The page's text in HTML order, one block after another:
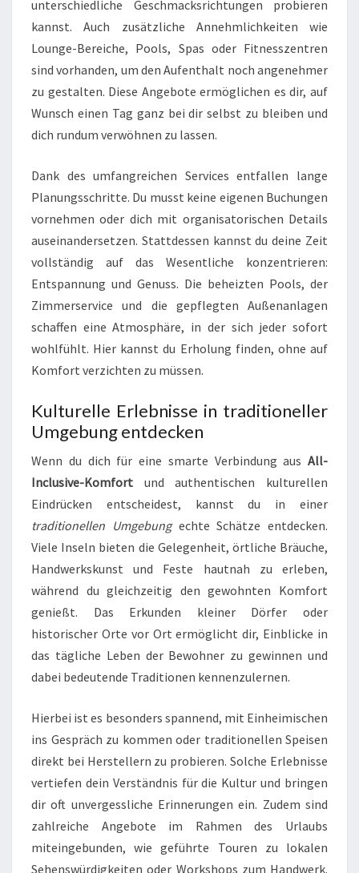
unterschiedliche Geschmacksrichtungen probieren
kannst. Auch zusätzliche Annehmlichkeiten wie
Lounge-Bereiche, Pools, Spas oder Fitnesszentren
sind vorhanden, um den Aufenthalt noch angenehmer
zu gestalten. Diese Angebote ermöglichen es dir, auf
Wunsch einen Tag ganz bei dir selbst zu bleiben und
dich rundum verwöhnen zu lassen.
Dank des umfangreichen Services entfallen lange
Planungsschritte. Du musst keine eigenen Buchungen
vornehmen oder dich mit organisatorischen Details
auseinandersetzen. Stattdessen kannst du deine Zeit
vollständig auf das Wesentliche konzentrieren:
Entspannung und Genuss. Die beheizten Pools, der
Zimmerservice und die gepflegten Außenanlagen
schaffen eine Atmosphäre, in der sich jeder sofort
wohlfühlt. Hier kannst du Erholung finden, ohne auf
Komfort verzichten zu müssen.
Kulturelle Erlebnisse in traditioneller
Umgebung entdecken
Wenn du dich für eine smarte Verbindung aus All-
Inclusive-Komfort und authentischen kulturellen
Eindrücken entscheidest, kannst du in einer
traditionellen Umgebungechte Schätze entdecken.
Viele Inseln bieten die Gelegenheit, örtliche Bräuche,
Handwerkskunst und Feste hautnah zu erleben,
während du gleichzeitig den gewohnten Komfort
genießt. Das Erkunden kleiner Dörfer oder
historischer Orte vor Ort ermöglicht dir, Einblicke in
das tägliche Leben der Bewohner zu gewinnen und
dabei bedeutende Traditionen kennenzulernen.
Hierbei ist es besonders spannend, mit Einheimischen
ins Gespräch zu kommen oder traditionellen Speisen
direkt bei Herstellern zu probieren. Solche Erlebnisse
vertiefen dein Verständnis für die Kultur und bringen
dir oft unvergessliche Erinnerungen ein. Zudem sind
zahlreiche Angebote im Rahmen des Urlaubs
miteingebunden, wie geführte Touren zu lokalen
Sehenswürdigkeiten oder Workshops zum Handwerk.